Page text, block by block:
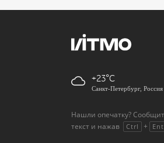
+23
Санкт-Петербург, Россия
Нашли опечатку?
текст и нажав
Ctrl +